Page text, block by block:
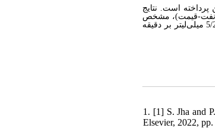
پرداخته است. نتایج
سازی دو هدفه (جذب نفت-قیمت)، مشخص
شد که غلظت نانوالیاف پلی‌آنیلین بیشترین تأثیر را بر مسئله دارد و برای نمونه بهینه نرخ بازیابی نفت، قیمت و مطلوبیت به ترتیب برابر با 5/217 میلی‌لیتر بر دقیقه
1. [1] S. Jha and
Elsevier, 2022,